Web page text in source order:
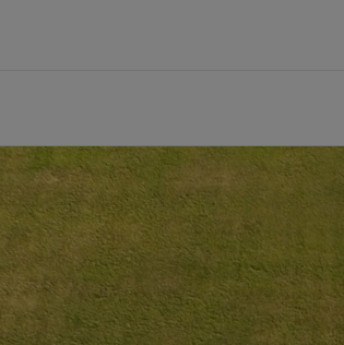
미디어 센터
재무 및 연차 보고서
주거 공간을 위한 페인
인테리어용 제품 사이트 바로가기
여객선
공급선
육상 석유, 가스 및 석유화학
정유
풍력 발전
가구 및 인테리어
랜드마크 교량
토목 인프라
수자원 시설
항만 및 항구
교량
건축물건축물
가전제품
가구
Batteries
드
Solutions
Solutions
션 및 브랜드 보기
도장 기
기술
정책 및 절차
공급업체 문의 정보
개요